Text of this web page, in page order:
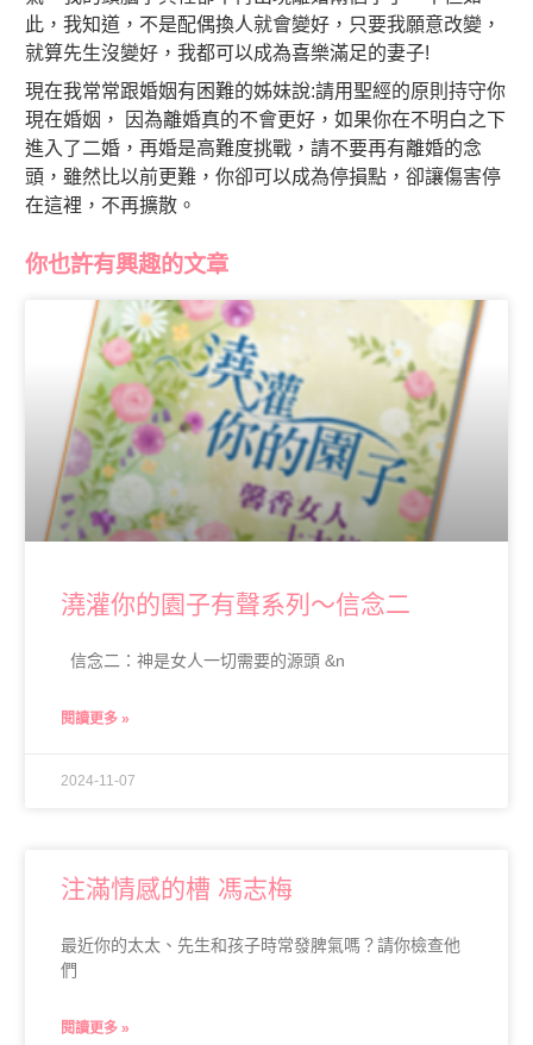
此，我知道，不是配偶換人就會變好，只要我願意改變，
就算先生沒變好，我都可以成為喜樂滿足的妻子!
現在我常常跟婚姻有困難的姊妹說:請用聖經的原則持守你
現在婚姻， 因為離婚真的不會更好，如果你在不明白之下
進入了二婚，再婚是高難度挑戰，請不要再有離婚的念
頭，雖然比以前更難，你卻可以成為停損點，卻讓傷害停
在這裡，不再擴散。
你也許有興趣的文章
澆灌你的園子有聲系列～信念二
信念二：神是女人一切需要的源頭 &n
閱讀更多 »
2024-11-07
注滿情感的槽 馮志梅
最近你的太太、先生和孩子時常發脾氣嗎？請你檢查他
們
閱讀更多 »